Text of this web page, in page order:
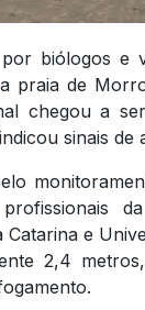
biólogos e
praia de
chegou a
sinais de
e
2,4